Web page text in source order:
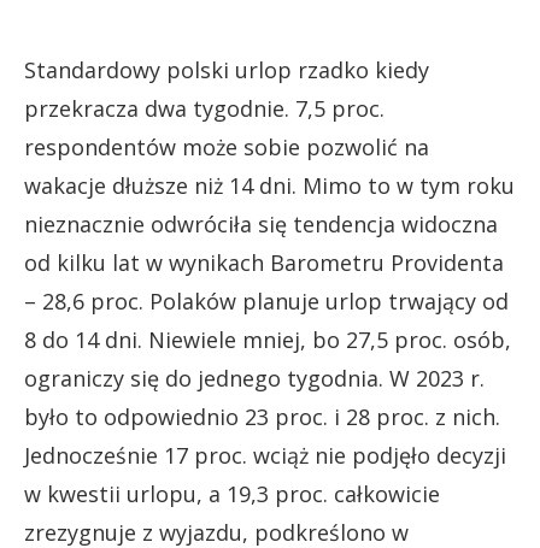
Standardowy polski urlop rzadko kiedy
przekracza dwa tygodnie. 7,5 proc.
respondentów może sobie pozwolić na
wakacje dłuższe niż 14 dni. Mimo to w tym roku
nieznacznie odwróciła się tendencja widoczna
od kilku lat w wynikach Barometru Providenta
– 28,6 proc. Polaków planuje urlop trwający od
8 do 14 dni. Niewiele mniej, bo 27,5 proc. osób,
ograniczy się do jednego tygodnia. W 2023 r.
było to odpowiednio 23 proc. i 28 proc. z nich.
Jednocześnie 17 proc. wciąż nie podjęło decyzji
w kwestii urlopu, a 19,3 proc. całkowicie
zrezygnuje z wyjazdu, podkreślono w